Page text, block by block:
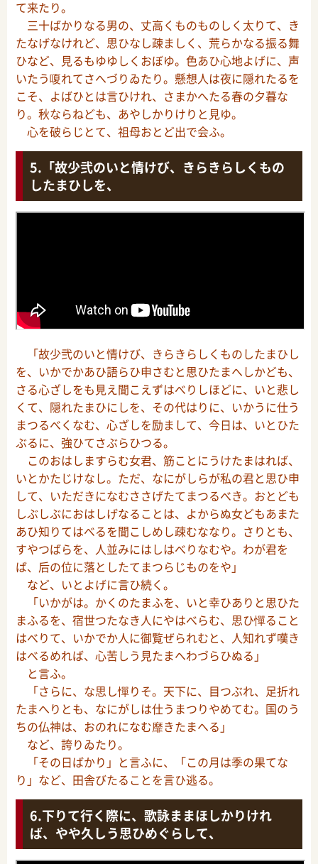
て来たり。
三十ばかりなる男の、丈高くものものしく太りて、き
たなげなけれど、思ひなし疎ましく、荒らかなる振る舞
ひなど、見るもゆゆしくおぼゆ。色あひ心地よげに、声
いたう嗄れてさへづりゐたり。懸想人は夜に隠れたるを
こそ、よばひとは言ひけれ、さまかへたる春の夕暮な
り。秋ならねども、あやしかりけりと見ゆ。
心を破らじとて、祖母おとど出で会ふ。
「故少弐のいと情けび、きらきらしくもの
したまひしを、
「故少弐のいと情けび、きらきらしくものしたまひし
を、いかでかあひ語らひ申さむと思ひたまへしかども、
さる心ざしをも見え聞こえずはべりしほどに、いと悲し
くて、隠れたまひにしを、その代はりに、いかうに仕う
まつるべくなむ、心ざしを励まして、今日は、いとひた
ぶるに、強ひてさぶらひつる。
このおはしますらむ女君、筋ことにうけたまはれば、
いとかたじけなし。ただ、なにがしらが私の君と思ひ申
して、いただきになむささげたてまつるべき。おとども
しぶしぶにおはしげなることは、よからぬ女どもあまた
あひ知りてはべるを聞こしめし疎むななり。さりとも、
すやつばらを、人並みにはしはべりなむや。わが君を
ば、后の位に落としたてまつらじものをや」
など、いとよげに言ひ続く。
「いかがは。かくのたまふを、いと幸ひありと思ひた
まふるを、宿世つたなき人にやはべらむ、思ひ憚ること
はべりて、いかでか人に御覧ぜられむと、人知れず嘆き
はべるめれば、心苦しう見たまへわづらひぬる」
と言ふ。
「さらに、な思し憚りそ。天下に、目つぶれ、足折れ
たまへりとも、なにがしは仕うまつりやめてむ。国のう
ちの仏神は、おのれになむ靡きたまへる」
など、誇りゐたり。
「その日ばかり」と言ふに、「この月は季の果てな
り」など、田舎びたることを言ひ逃る。
下りて行く際に、歌詠ままほしかりけれ
ば、やや久しう思ひめぐらして、